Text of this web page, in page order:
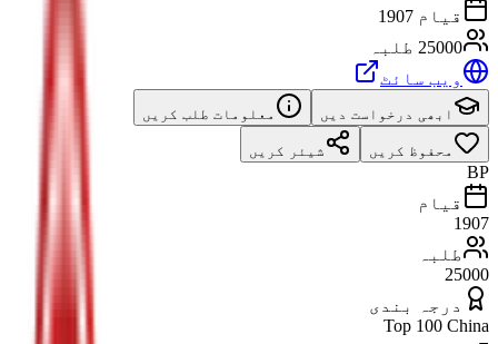
قیام 1907
25000 طلبہ
ویب سائٹ
ابھی درخواست دیں معلومات طلب کریں
محفوظ کریں شیئر کریں
BP
قیام
1907
طلبہ
25000
درجہ بندی
Top 100 China